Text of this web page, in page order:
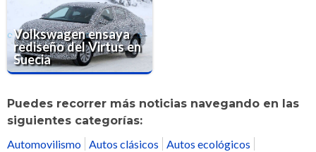
Volkswagen ensaya
rediseño del Virtus en
Suecia
Puedes recorrer más noticias navegando en las
siguientes categorías:
Automovilismo Autos clásicos
Autos ecológicos